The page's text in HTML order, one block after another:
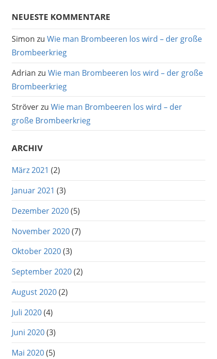
NEUESTE KOMMENTARE
Simon zu Wie man Brombeeren los wird – der große
Brombeerkrieg
Adrian zu Wie man Brombeeren los wird – der große
Brombeerkrieg
Ströverzu Wie man Brombeeren los wird – der
große Brombeerkrieg
ARCHIV
März 2021 (2)
Januar 2021 (3)
Dezember 2020(5)
November 2020(7)
Oktober 2020(3)
September 2020(2)
August 2020(2)
Juli 2020(4)
Juni 2020(3)
Mai 2020(5)